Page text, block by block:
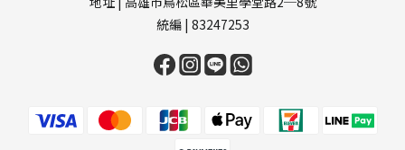
統編 | 83247253